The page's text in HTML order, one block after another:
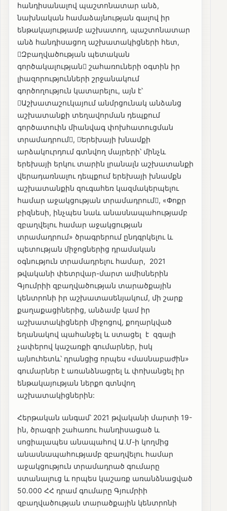
հանդիսանալով պաշտոնատար անձ,
նախնական համաձայնության գալով իր
ենթակայությամբ աշխատող, պաշտոնատար
անձ հանդիսացող աշխատակիցների հետ,
Զբաղվածության պետական
գործակալության շահառուների օգտին իր
լիազորությունների շրջանակում
գործողություն կատարելու, այն է՝
Աշխատաշուկայում անմրցունակ անձանց
աշխատանքի տեղավորման դեպքում
գործատուին միանվագ փոխհատուցման
տրամադրում, Երեխայի խնամքի
արձակուրդում գտնվող մայրերի՝ մինչև
երեխայի երկու տարին լրանալն աշխատանքի
վերադառնալու դեպքում երեխայի խնամքն
աշխատանքին զուգահեռ կազմակերպելու
համար աջակցության տրամադրում, «Փոքր
բիզնեսի, ինչպես նաև անասնապահությամբ
զբաղվելու համար աջակցության
տրամադրում» ծրագրերում ընդգրկելու և
պետության միջոցներից դրամական
օգնություն տրամադրելու համար, 2021
թվականի փետրվար-մարտ ամիսներին
Գյումրիի զբաղվածության տարածքային
կենտրոնի իր աշխատասենյակում, մի շարք
քաղաքացիներից, անձամբ կամ իր
աշխատակիցների միջոցով, քողարկված
եղանակով պահանջել և ստացել է զգալի
չափերով կաշառքի գումարներ, իսկ
այնուհետև՝ դրանցից որպես «մասնաբաժին»
գումարներ է առանձնացրել և փոխանցել իր
ենթակայության ներքո գտնվող
աշխատակիցներին:
Հերթական անգամ՝ 2021 թվականի մարտի 19-
ին, ծրագրի շահառու հանդիսացած և
սոցիալապես անապահով Ա.Մ-ի կողմից
անասնապահությամբ զբաղվելու համար
աջակցություն տրամադրած գումարը
ստանալուց և որպես կաշառք առանձնացված
50.000 ՀՀ դրամ գումարը Գյումրիի
զբաղվածության տարածքային կենտրոնի